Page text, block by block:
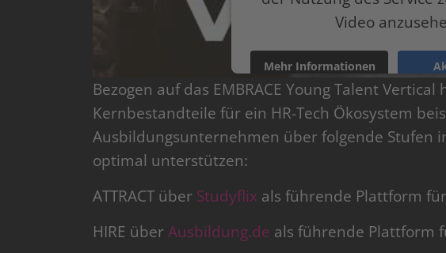
Video
Mehr Informationen
powered by Usercentrics Consent
Bezogen auf das EMBRACE Young Talent
Kernbestandteile für ein HR-Tech Ökosystem
Ausbildungsunternehmen über folgende Stufen
optimal unterstützen:
ATTRACT über Studyflix als führende Plattform
HIRE überAusbildung.de als führende Plattform